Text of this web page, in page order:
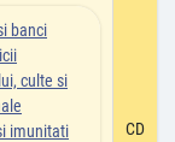
banci
culte si
imunitati
CD